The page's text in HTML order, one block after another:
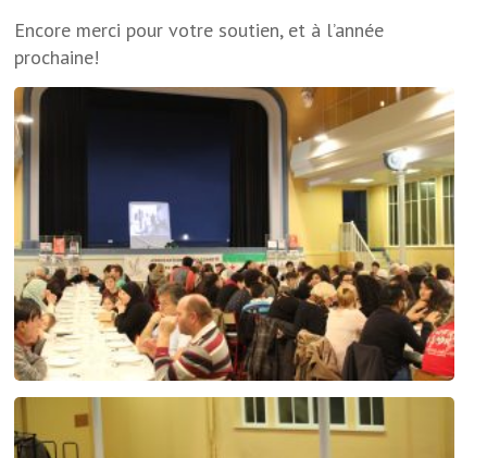
Encore merci pour votre soutien, et à l’année
prochaine!